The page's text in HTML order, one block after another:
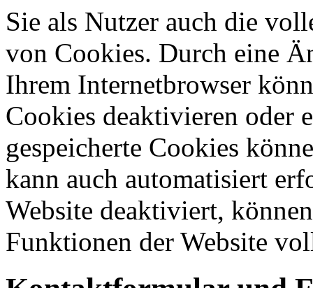
Sie als Nutzer auch die
von Cookies. Durch eine
Ihrem Internetbrowser
Cookies deaktivieren oder
gespeicherte Cookies
kann auch automatisiert
Website deaktiviert,
Funktionen der Website